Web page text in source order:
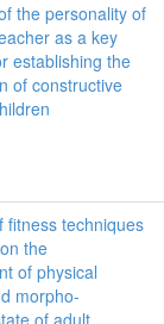
the personality of
as a key
establishing the
of constructive
fitness techniques
the
of physical
morpho-
of adult